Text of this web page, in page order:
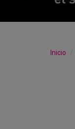
Inicio